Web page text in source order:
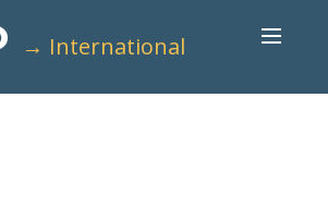
→ International